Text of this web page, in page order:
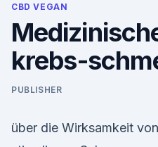
CBD VEGAN
krebs-
PUBLISHER
über die Wirksamkeit